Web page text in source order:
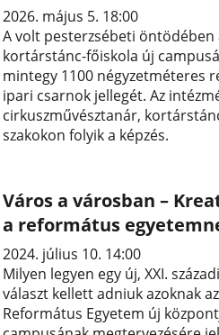
2026. május 5. 18:00
A volt pesterzsébeti
kortárstánc-főiskola új
mintegy 1100 négyzetméteres
ipari csarnok jellegét. Az
cirkuszművésztanár,
szakokon folyik a képzés.
Város a városban –
a református
2024. július 10. 14:00
Milyen legyen egy új, XXI.
választ kellett adniuk azoknak
Református Egyetem új